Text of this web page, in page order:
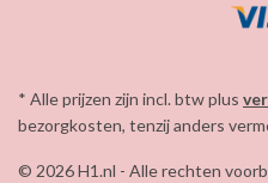
* Alle prijzen zijn incl. btw plus
bezorgkosten, tenzij anders
© 2026 H1.nl - Alle rechten